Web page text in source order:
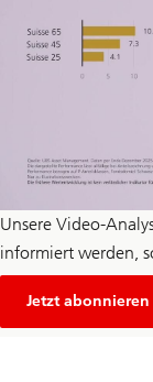
Unsere Video-
informiert werden,
Jetzt abonnieren